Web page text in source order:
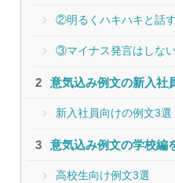
②明るくハキハキと話す
③マイナス発言はしな
意気込み例文の新入社
新入社員向けの例文3選
意気込み例文の学校編
高校生向け例文3選